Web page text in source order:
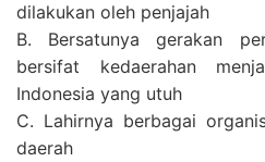
dilakukan oleh penjajah
B. Bersatunya gerakan
bersifat kedaerahan
Indonesia yang utuh
C. Lahirnya berbagai
daerah